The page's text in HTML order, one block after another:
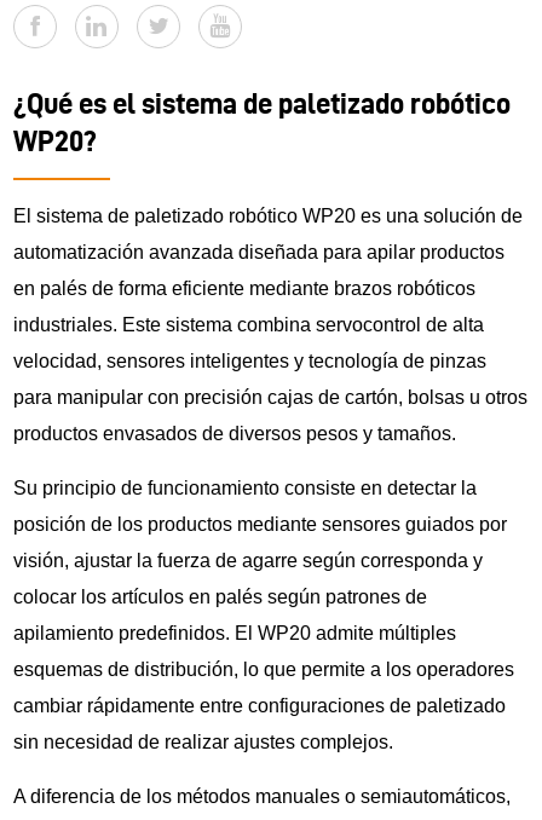
¿Qué es el sistema de paletizado robótico
WP20?
El sistema de paletizado robótico WP20 es una solución de
automatización avanzada diseñada para apilar productos
en palés de forma eficiente mediante brazos robóticos
industriales. Este sistema combina servocontrol de alta
velocidad, sensores inteligentes y tecnología de pinzas
para manipular con precisión cajas de cartón, bolsas u otros
productos envasados de diversos pesos y tamaños.
Su principio de funcionamiento consiste en detectar la
posición de los productos mediante sensores guiados por
visión, ajustar la fuerza de agarre según corresponda y
colocar los artículos en palés según patrones de
apilamiento predefinidos. El WP20 admite múltiples
esquemas de distribución, lo que permite a los operadores
cambiar rápidamente entre configuraciones de paletizado
sin necesidad de realizar ajustes complejos.
A diferencia de los métodos manuales o semiautomáticos,